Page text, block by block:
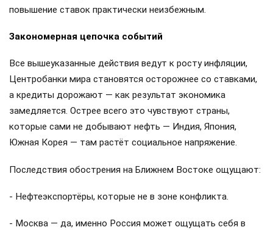
повышение ставок практически неизбежным.
Закономерная цепочка событий
Все вышеуказанные действия ведут к росту инфляции,
Центробанки мира становятся осторожнее со ставками,
а кредиты дорожают — как результат экономика
замедляется. Острее всего это чувствуют страны,
которые сами не добывают нефть — Индия, Япония,
Южная Корея — там растёт социальное напряжение.
Последствия обострения на Ближнем Востоке ощущают:
- Нефтеэкспортёры, которые не в зоне конфликта.
- Москва — да, именно Россия может ощущать себя в